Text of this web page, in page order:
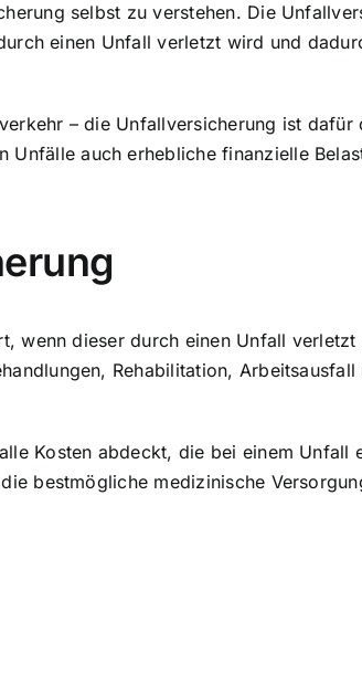
selbst zu verstehen. Die
einen Unfall verletzt wird und
– die Unfallversicherung ist dafür
Unfälle auch erhebliche finanzielle
wenn dieser durch einen Unfall
Rehabilitation, Arbeitsausfall
Kosten abdeckt, die bei einem Unfall
bestmögliche medizinische